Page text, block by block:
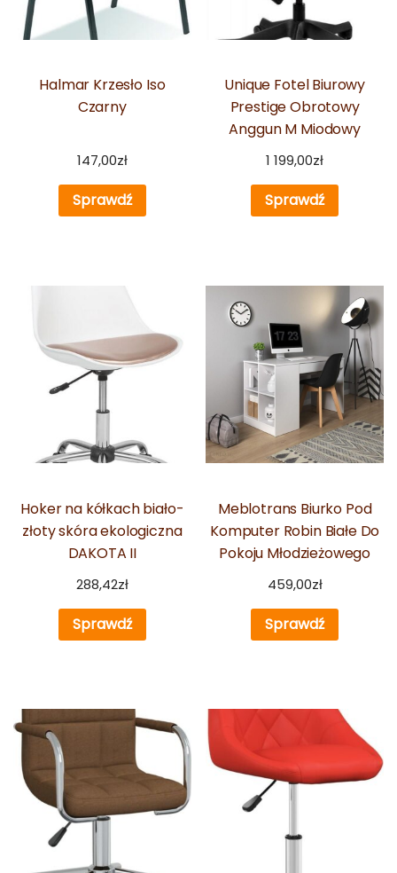
Halmar Krzesło Iso
Czarny
147,00zł
Sprawdź
Unique Fotel Biurowy
Prestige Obrotowy
Anggun M Miodowy
1 199,00zł
Sprawdź
Hoker na kółkach biało-
złoty skóra ekologiczna
DAKOTA II
288,42zł
Sprawdź
Meblotrans Biurko Pod
Komputer Robin Białe Do
Pokoju Młodzieżowego
459,00zł
Sprawdź